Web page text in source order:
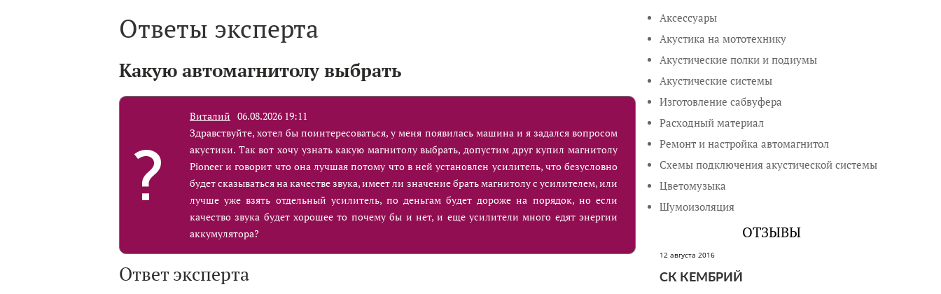
Ответы эксперта
Какую автомагнитолу выбрать
Виталий
06.08.2026 19:11
Здравствуйте, хотел бы поинтересоваться, у меня появилась машина и я задался вопросом
акустики. Так вот хочу узнать какую магнитолу выбрать, допустим друг купил магнитолу
Pioneer и говорит что она лучшая потому что в ней установлен усилитель, что безусловно
будет сказываться на качестве звука, имеет ли значение брать магнитолу с усилителем, или
лучше уже взять отдельный усилитель, по деньгам будет дороже на порядок, но если
качество звука будет хорошее то почему бы и нет, и еще усилители много едят энергии
аккумулятора?
Ответ эксперта
Аксессуары
Акустика на мототехнику
Акустические полки и подиумы
Акустические системы
Изготовление сабвуфера
Расходный материал
Ремонт и настройка автомагнитол
Схемы подключения акустической системы
Цветомузыка
Шумоизоляция
ОТЗЫВЫ
12 августа 2016
СК КЕМБРИЙ